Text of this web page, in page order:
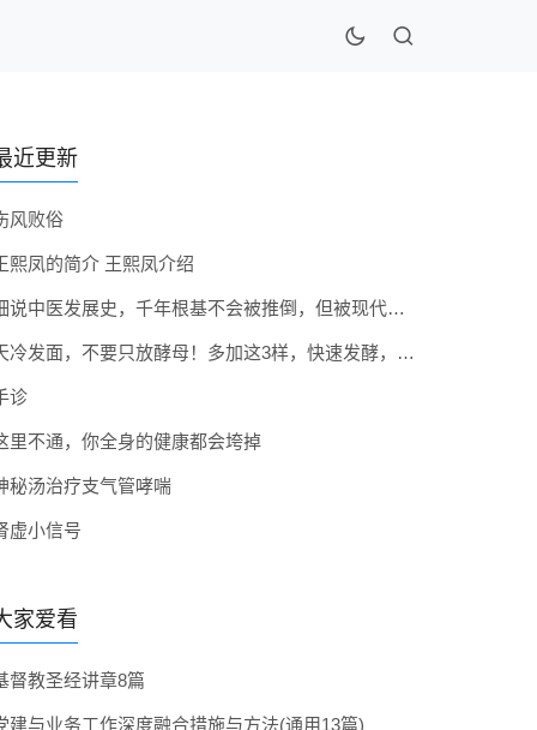
近更新
风败俗
熙凤的简介 王熙凤介绍
细说中医发展史，千年根基不会被推倒，但被现代医疗模式堵住出路
天冷发面，不要只放酵母！多加这3样，快速发酵，蓬松香软弹性十足
诊
里不通，你全身的健康都会垮掉
秘汤治疗支气管哮喘
虚小信号
家爱看
督教圣经讲章8篇
建与业务工作深度融合措施与方法(通用13篇)